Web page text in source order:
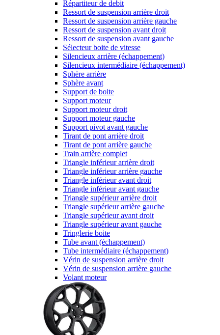
Répartiteur de debit
Ressort de suspension arrière droit
Ressort de suspension arrière gauche
Ressort de suspension avant droit
Ressort de suspension avant gauche
Sélecteur boite de vitesse
Silencieux arrière (échappement)
Silencieux intermédiaire (échappement)
Sphère arrière
Sphère avant
Support de boite
Support moteur
Support moteur droit
Support moteur gauche
Support pivot avant gauche
Tirant de pont arrière droit
Tirant de pont arrière gauche
Train arrière complet
Triangle inférieur arrière droit
Triangle inférieur arrière gauche
Triangle inférieur avant droit
Triangle inférieur avant gauche
Triangle supérieur arrière droit
Triangle supérieur arrière gauche
Triangle supérieur avant droit
Triangle supérieur avant gauche
Tringlerie boite
Tube avant (échappement)
Tube intermédiaire (échappement)
Vérin de suspension arrière droit
Vérin de suspension arrière gauche
Volant moteur